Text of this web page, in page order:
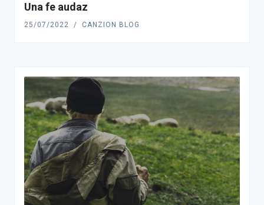
Una fe audaz
25/07/2022 CANZION BLOG